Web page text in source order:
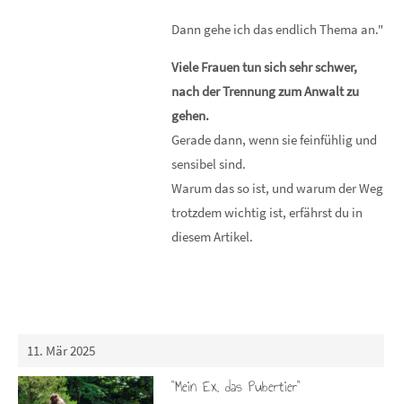
Dann gehe ich das endlich Thema an."
Viele Frauen tun sich sehr schwer,
nach der Trennung zum Anwalt zu
gehen.
Gerade dann, wenn sie feinfühlig und
sensibel sind.
Warum das so ist, und warum der Weg
trotzdem wichtig ist, erfährst du in
diesem Artikel.
11. Mär 2025
"Mein Ex, das Pubertier"